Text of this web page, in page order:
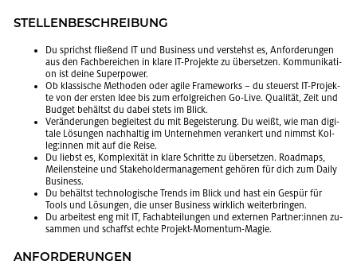
STEL­LEN­BE­SCHREI­BUNG
Du sprichst flie­ßend IT und Busi­ness und ver­stehst es, An­for­de­run­gen
aus den Fach­be­rei­chen in klare IT-Pro­jek­te zu über­set­zen. Kom­mu­ni­ka­ti­
on ist deine Su­per­power.
Ob klas­si­sche Me­tho­den oder agile Frame­works – du steu­erst IT-Pro­jek­
te von der ers­ten Idee bis zum er­folg­rei­chen Go-Live. Qua­li­tät, Zeit und
Bud­get be­hältst du dabei stets im Blick.
Ver­än­de­run­gen be­glei­test du mit Be­geis­te­rung. Du weißt, wie man di­gi­
ta­le Lö­sun­gen nach­hal­tig im Un­ter­neh­men ver­an­kert und nimmst Kol­
leg:innen mit auf die Reise.
Du liebst es, Kom­ple­xi­tät in klare Schrit­te zu über­set­zen. Road­maps,
Mei­len­stei­ne und Sta­ke­hol­der­ma­nage­ment ge­hö­ren für dich zum Daily
Busi­ness.
Du be­hältst tech­no­lo­gi­sche Trends im Blick und hast ein Ge­spür für
Tools und Lö­sun­gen, die unser Busi­ness wirk­lich wei­ter­brin­gen.
Du ar­bei­test eng mit IT, Fach­ab­tei­lun­gen und ex­ter­nen Part­ner:innen zu­
sam­men und schaffst echte Pro­jekt-Mo­men­tum-Magie.
AN­FOR­DE­RUN­GEN